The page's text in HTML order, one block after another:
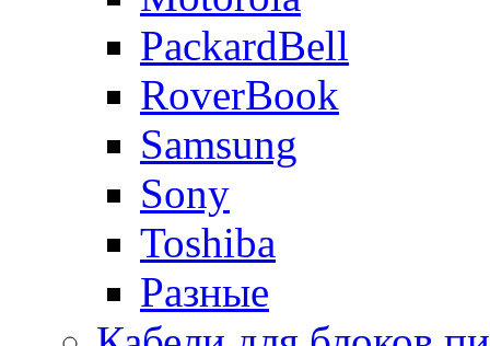
PackardBell
RoverBook
Samsung
Sony
Toshiba
Разные